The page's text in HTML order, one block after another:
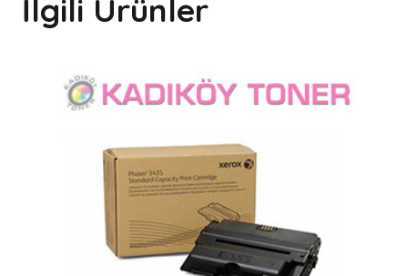
İlgili Ürünler